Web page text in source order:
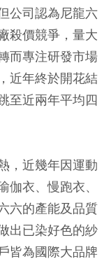
公司認為尼龍六
殺價競爭，量大
而專注研發市場
近年終於開花結
至近兩年平均四
，近幾年因運動
衣、慢跑衣、
六的產能及品質
出已染好色的紗
皆為國際大品牌